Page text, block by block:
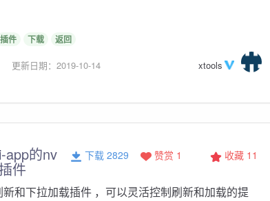
插件 下载 返回
更新日期：2019-10-14 xtools
app的nv
件
收藏 11
赞赏 1
下载 2829
和下拉加载插件 ，可以灵活控制刷新和加载的提